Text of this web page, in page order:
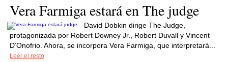
Vera Farmiga estará en The judge
David Dobkin dirige The Judge,
protagonizada por Robert Downey Jr., Robert Duvall y Vincent
D’Onofrio. Ahora, se incorpora Vera Farmiga, que interpretará...
Leer el resto